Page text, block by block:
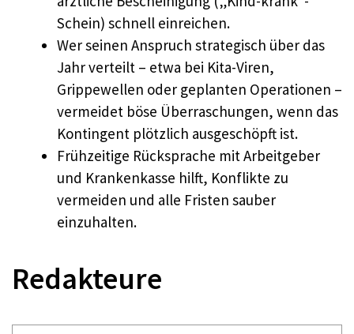
Schein) schnell einreichen.​
Wer seinen Anspruch strategisch über das
Jahr verteilt – etwa bei Kita-Viren,
Grippewellen oder geplanten Operationen –
vermeidet böse Überraschungen, wenn das
Kontingent plötzlich ausgeschöpft ist.​
Frühzeitige Rücksprache mit Arbeitgeber
und Krankenkasse hilft, Konflikte zu
vermeiden und alle Fristen sauber
einzuhalten.​
Redakteure